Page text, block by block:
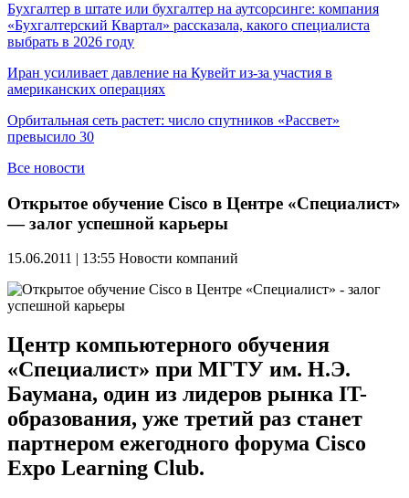
Бухгалтер в штате или бухгалтер на аутсорсинге: компания
«Бухгалтерский Квартал» рассказала, какого специалиста
выбрать в 2026 году
Иран усиливает давление на Кувейт из-за участия в
американских операциях
Орбитальная сеть растет: число спутников «Рассвет»
превысило 30
Все новости
Открытое обучение Cisco в Центре «Специалист»
— залог успешной карьеры
15.06.2011 | 13:55 Новости компаний
Центр компьютерного обучения
«Специалист» при МГТУ им. Н.Э.
Баумана, один из лидеров рынка IT-
образования, уже третий раз станет
партнером ежегодного форума Cisco
Expo Learning Club.